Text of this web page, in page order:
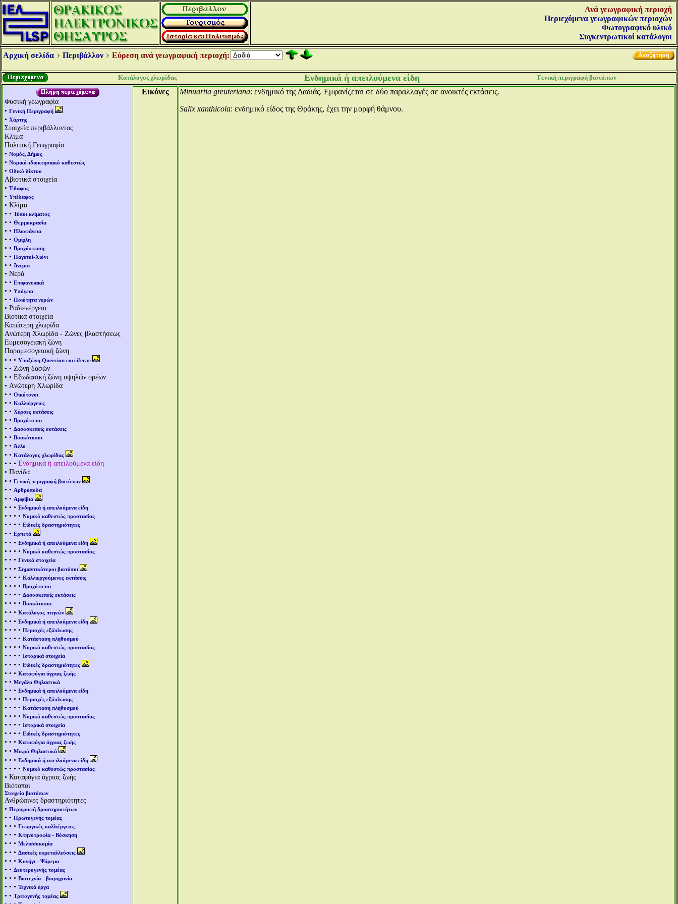
Ανά γεωγραφική περιοχή
Περιεχόμενα γεωγραφικών περιοχών
Φωτογραφικό υλικό
Συγκεντρωτικοί κατάλογοι
Αρχική σελίδα Περιβάλλον Εύρεση ανά γεωγραφική περιοχή:
Κατάλογος χλωρίδας Ενδημικά ή απειλούμενα είδη Γενική περιγραφή βιοτόπων
Φυσική γεωγραφία
• Γενική Περιγραφή
• Χάρτης
Στοιχεία περιβάλλοντος
Κλίμα
Πολιτική Γεωγραφία
• Νομός, Δήμος
• Νομικό-ιδιοκτησιακό καθεστώς
• Οδικό δίκτυο
Αβιοτικά στοιχεία
•Έδαφος
• Υπέδαφος
• Κλίμα
• • Τύποι κλίματος
• • Θερμοκρασία
• • Ηλιοφάνεια
• • Ομίχλη
• • Βροχόπτωση
• • Παγετοί-Χιόνι
• • Άνεμοι
• Νερά
• • Επιφανειακά
• • Υπόγεια
• • Ποιότητα νερών
• Ραδιενέργεια
Βιοτικά στοιχεία
Κατώτερη χλωρίδα
Aνώτερη Χλωρίδα - Ζώνες βλαστήσεως
Ευμεσογειακή ζώνη
Παραμεσογειακή ζώνη
• • • Υποζώνη Quercion cocciferae
• • Ζώνη δασών
• • Εξωδασική ζώνη υψηλών ορέων
• Aνώτερη Χλωρίδα
• • Οικότονοι
• • Καλλιέργειες
• • Χέρσες εκτάσεις
• • Βραχότοποι
• • Δασοσκεπείς εκτάσεις
• • Βοσκότοποι
• • Άλλο
• • Κατάλογος χλωρίδας
• • • Ενδημικά ή απειλούμενα είδη
• Πανίδα
• • Γενική περιγραφή βιοτόπων
• • Αρθρόποδα
• • Αμφίβια
• • • Ενδημικά ή απειλούμενα είδη
• • • • Νομικό καθεστώς προστασίας
• • • • Ειδικές δραστηριότητες
• • Ερπετά
• • • Ενδημικά ή απειλούμενα είδη
• • • • Νομικό καθεστώς προστασίας
• • • Γενικά στοιχεία
• • • Σημαντικότεροι βιοτόποι
• • • • Καλλιεργούμενες εκτάσεις
• • • • Βραχότοποι
• • • • Δασοσκεπείς εκτάσεις
• • • • Βοσκότοποι
• • • Κατάλογος πτηνών
• • • Ενδημικά ή απειλούμενα είδη
• • • • Περιοχές εξάπλωσης
• • • • Κατάσταση πληθυσμού
• • • • Νομικό καθεστώς προστασίας
• • • • Ιστορικά στοιχεία
• • • • Ειδικές δραστηριότητες
• • • Καταφύγια άγριας ζωής
• • Μεγάλα Θηλαστικά
• • • Ενδημικά ή απειλούμενα είδη
• • • • Περιοχές εξάπλωσης
• • • • Κατάσταση πληθυσμού
• • • • Νομικό καθεστώς προστασίας
• • • • Ιστορικά στοιχεία
• • • • Ειδικές δραστηριότητες
• • • Καταφύγια άγριας ζωής
• • Μικρά Θηλαστικά
• • • Ενδημικά ή απειλούμενα είδη
• • • • Νομικό καθεστώς προστασίας
• Καταφύγια άγριας ζωής
Βιότοποι
Στοιχεία βιοτόπων
Ανθρώπινες δραστηριότητες
• Περιγραφή δραστηριοτήτων
• • Πρωτογενής τομέας
• • • Γεωργικές καλλιέργειες
• • • Κτηνοτροφία - Βόσκηση
• • • Μελισσοκομία
• • • Δασικές εκμεταλλεύσεις
• • • Κυνήγι - Ψάρεμα
• • Δευτερογενής τομέας
• • • Βιοτεχνία - βιομηχανία
• • • Τεχνικά έργα
• • Τριτογενής τομέας
Εικόνες Minuartia greuteriana: ενδημικό της Δαδιάς. Εμφανίζεται σε δύο παραλλαγές σε ανοικτές εκτάσεις.
Salix xanthicola: ενδημικό είδος της Θράκης, έχει την μορφή θάμνου.